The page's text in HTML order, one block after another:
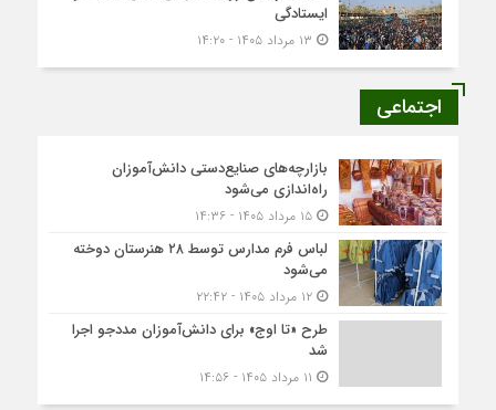
ایستادگی
اجتماعی
بازارچه‌های صنایع‌دستی دانش‌آموزان
راه‌اندازی می‌شود
۱۵ مرداد ۱۴۰۵ - ۱۴:۳۶
لباس فرم مدارس توسط ۲۸ هنرستان‌ دوخته
می‌شود
۱۲ مرداد ۱۴۰۵ - ۲۲:۴۲
طرح «تا اوج» برای دانش‌آموزان مددجو اجرا
شد